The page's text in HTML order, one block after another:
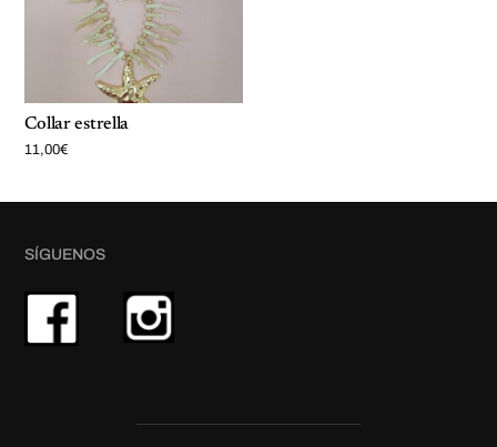
Collar estrella
11,00€
SÍGUENOS